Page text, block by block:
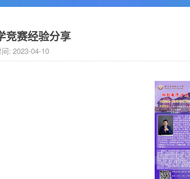
竞赛经验分享
: 2023-04-10